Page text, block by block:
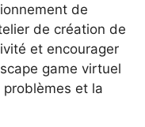
de
de création de
et encourager
game virtuel
et la